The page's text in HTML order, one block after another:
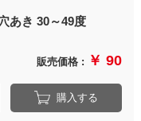
あき 30～49度
販売価格 : ￥ 90
購入する